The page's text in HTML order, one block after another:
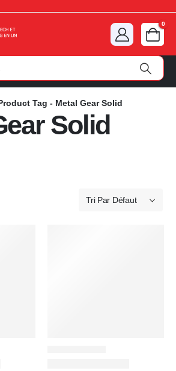
0
Tag - Metal Gear Solid
Solid